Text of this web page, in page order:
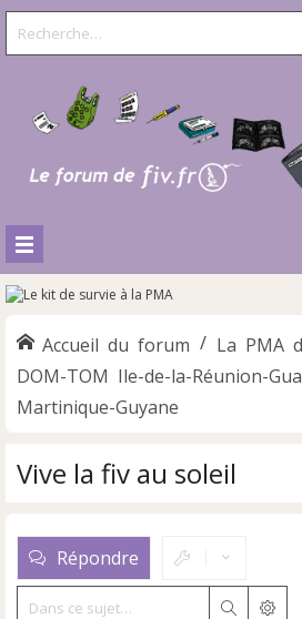
Accueil du forum
La PMA
DOM-TOM Ile-de-la-Réunion-
Martinique-Guyane
Vive la fiv au soleil
Répondre
Rechercher